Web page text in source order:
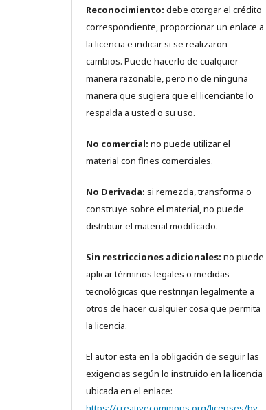
Reconocimiento: debe otorgar el crédito
correspondiente, proporcionar un enlace a
la licencia e indicar si se realizaron
cambios. Puede hacerlo de cualquier
manera razonable, pero no de ninguna
manera que sugiera que el licenciante lo
respalda a usted o su uso.
No comercial: no puede utilizar el
material con fines comerciales.
No Derivada: si remezcla, transforma o
construye sobre el material, no puede
distribuir el material modificado.
Sin restricciones adicionales: no puede
aplicar términos legales o medidas
tecnológicas que restrinjan legalmente a
otros de hacer cualquier cosa que permita
la licencia.
El autor esta en la obligación de seguir las
exigencias según lo instruido en la licencia
ubicada en el enlace: